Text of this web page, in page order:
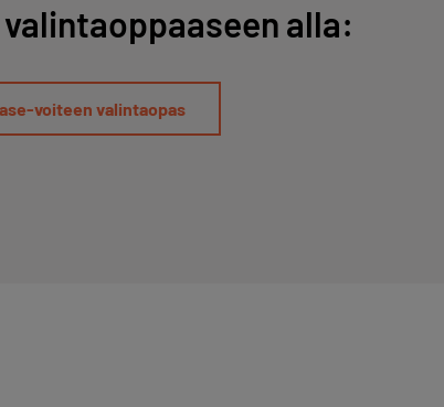
alla:
voiteen valintaopas